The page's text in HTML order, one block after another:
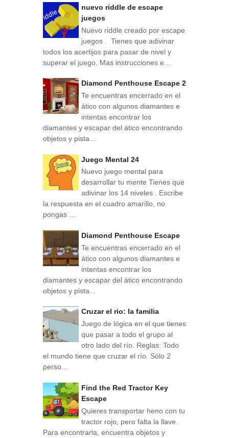
nuevo riddle de escape
juegos
Nuevo riddle creado por escape
juegos . Tienes que adivinar
todos los acertijos para pasar de nivel y
superar el juego. Mas instrucciones e...
Diamond Penthouse Escape 2
Te encuentras encerrado en el
ático con algunos diamantes e
intentas encontrar los
diamantes y escapar del ático encontrando
objetos y pista...
Juego Mental 24
Nuevo juego mental para
desarrollar tu mente Tienes que
adivinar los 14 niveles . Escribe
la respuesta en el cuadro amarillo, no
pongas ...
Diamond Penthouse Escape
Te encuentras encerrado en el
ático con algunos diamantes e
intentas encontrar los
diamantes y escapar del ático encontrando
objetos y pista...
Cruzar el rio: la familia
Juego de lógica en el que tienes
que pasar a todo el grupo al
otro lado del río. Reglas: Todo
el mundo tiene que cruzar el río. Sólo 2
perso...
Find the Red Tractor Key
Escape
Quieres transportar heno con tu
tractor rojo, pero falta la llave.
Para encontrarla, encuentra objetos y